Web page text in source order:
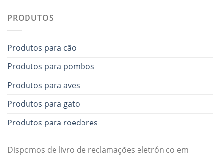
PRODUTOS
Produtos para cão
Produtos para pombos
Produtos para aves
Produtos para gato
Produtos para roedores
Dispomos de livro de reclamações eletrónico em